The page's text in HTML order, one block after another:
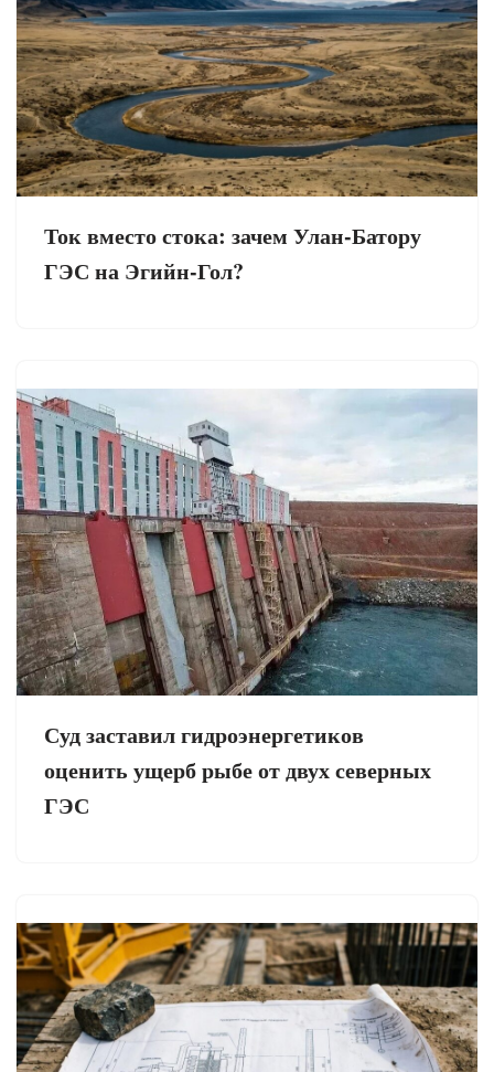
Ток вместо стока: зачем Улан-Батору
ГЭС на Эгийн-Гол?
Суд заставил гидроэнергетиков
оценить ущерб рыбе от двух северных
ГЭС